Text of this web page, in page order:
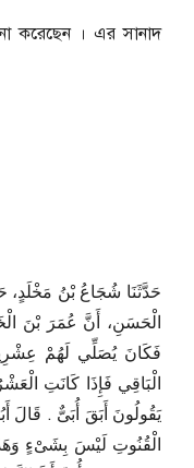
করেছেন । এর সানাদ
حَدَّثَنَا شُجَاعُ بْنُ مَخْلَدٍ،
الْحَسَنِ، أَنَّ عُمَرَ بْنَ
فَكَانَ يُصَلِّي لَهُمْ
الْبَاقِي فَإِذَا كَانَتِ
يَقُولُونَ أَبَقَ أُبَىٌّ ‏.‏ قَالَ
الْقُنُوتِ لَيْسَ بِشَىْءٍ